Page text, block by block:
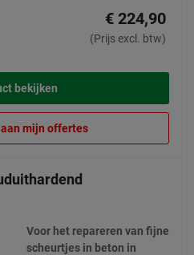
€ 224,90
(Prijs excl. btw)
bekijken
mijn offertes
Voor het repareren van fijne
scheurtjes in beton in